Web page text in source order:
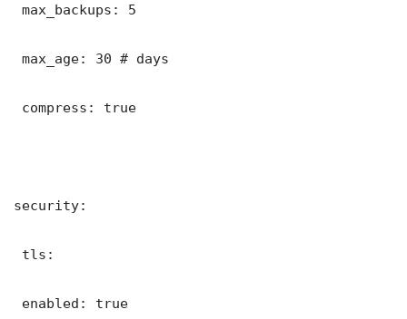
max_backups: 5
max_age: 30 # days
compress: true
security:
tls:
enabled: true